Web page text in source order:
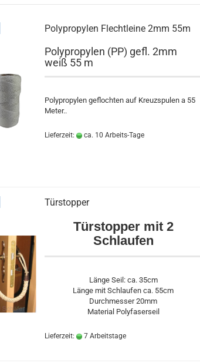
Polypropylen Flechtleine 2mm 55m
Polypropylen (PP) gefl. 2mm
weiß 55 m
Polypropylen geflochten auf Kreuzspulen a 55
Meter..
Lieferzeit: ca. 10 Arbeits-Tage
Türstopper
Türstopper mit 2
Schlaufen
Länge Seil: ca. 35cm
Länge mit Schlaufen ca. 55cm
Durchmesser 20mm
Material Polyfaserseil
Lieferzeit: 7 Arbeitstage